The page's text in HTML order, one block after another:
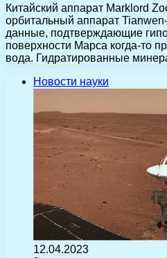
Китайский аппарат Marklord
орбитальный аппарат
данные, подтверждающие
поверхности Марса когда-то
вода. Гидратированные
Новости науки
12.04.2023